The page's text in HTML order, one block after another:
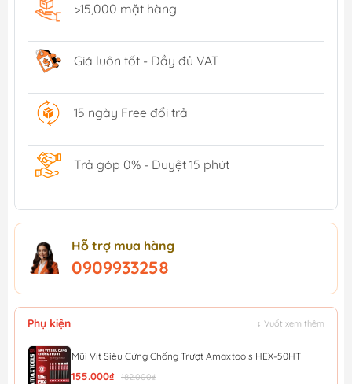
>15,000 mặt hàng
Giá luôn tốt - Đầy đủ VAT
15 ngày Free đổi trả
Trả góp 0% - Duyệt 15 phút
Hỗ trợ mua hàng
0909933258
Phụ kiện ↕ Vuốt xem thêm
Mũi Vít Siêu Cứng Chống Trượt Amaxtools HEX-50HT
155.000₫ 182.000₫